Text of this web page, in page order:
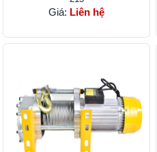
Giá: Liên hệ